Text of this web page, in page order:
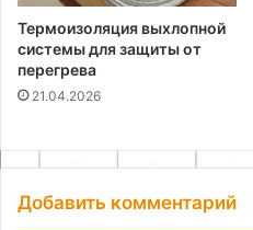
Термоизоляция выхлопной
системы для защиты от
перегрева
21.04.2026
Добавить комментарий